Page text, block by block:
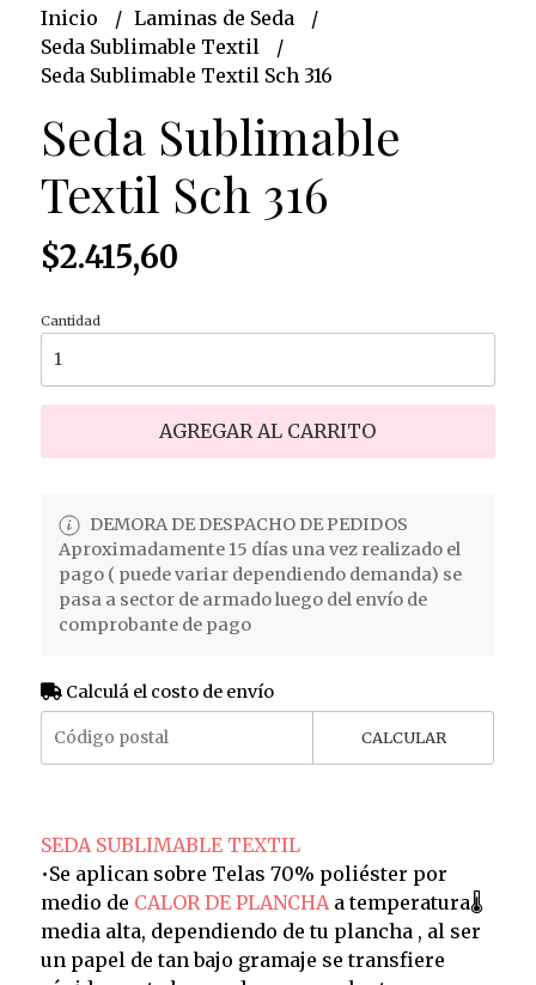
Inicio
Laminas de Seda
Seda Sublimable Textil
Seda Sublimable Textil Sch 316
Seda Sublimable
Textil Sch 316
$2.415,60
Cantidad
AGREGAR AL CARRITO
DEMORA DE DESPACHO DE PEDIDOS
Aproximadamente 15 días una vez realizado el
pago ( puede variar dependiendo demanda) se
pasa a sector de armado luego del envío de
comprobante de pago
Calculá el costo de envío
CALCULAR
SEDA SUBLIMABLE TEXTIL
•Se aplican sobre Telas 70% poliéster por
medio de CALOR DE PLANCHA a temperatura🌡️
media alta, dependiendo de tu plancha , al ser
un papel de tan bajo gramaje se transfiere